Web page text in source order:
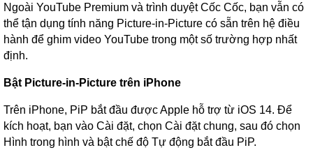
Ngoài YouTube Premium và trình duyệt Cốc Cốc, bạn vẫn có
thể tận dụng tính năng Picture-in-Picture có sẵn trên hệ điều
hành để ghim video YouTube trong một số trường hợp nhất
định.
Bật Picture-in-Picture trên iPhone
Trên iPhone, PiP bắt đầu được Apple hỗ trợ từ iOS 14. Để
kích hoạt, bạn vào Cài đặt, chọn Cài đặt chung, sau đó chọn
Hình trong hình và bật chế độ Tự động bắt đầu PiP.